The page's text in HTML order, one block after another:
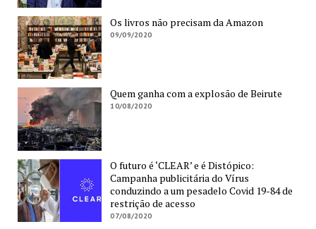
Os livros não precisam da Amazon
09/09/2020
Quem ganha com a explosão de Beirute
10/08/2020
O futuro é ‘CLEAR’ e é Distópico:
Campanha publicitária do Vírus
conduzindo a um pesadelo Covid 19-84 de
restrição de acesso
07/08/2020